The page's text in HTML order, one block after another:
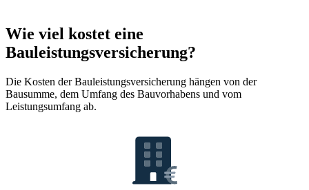
Wie viel kostet eine
Bauleistungsversicherung?
Die Kosten der Bauleistungsversicherung hängen von der
Bausumme, dem Umfang des Bauvorhabens und vom
Leistungsumfang ab.